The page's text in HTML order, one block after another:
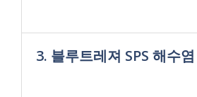
3. 블루트레져 SPS 해수